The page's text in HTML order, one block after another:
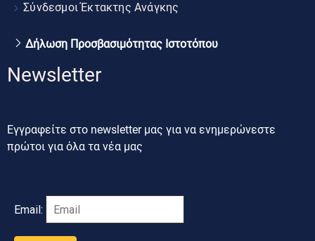
Σύνδεσμοι Έκτακτης Ανάγκης
Δήλωση Προσβασιμότητας Ιστοτόπου
Newsletter
Εγγραφείτε στο newsletter μας για να ενημερώνεστε
πρώτοι για όλα τα νέα μας
Email: